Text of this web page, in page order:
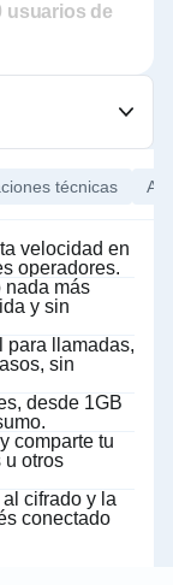
usuarios de
técnicas
velocidad en
operadores.
nada más
y sin
para llamadas,
sin
desde 1GB
comparte tu
u otros
cifrado y la
conectado